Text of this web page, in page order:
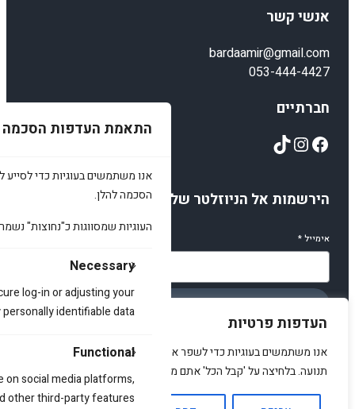
העדפות פרטיות
אנו משתמשים בעוגיות כדי לשפר את האתר, להציג תוכן מותאם ולנתח
תנועה. בלחיצה על 'קבל הכל' אתם מסכימים לכך.
התאמת העדפות הסכמה
אנו משתמשים בעוגיות כדי לסייע
הסכמה להלן.
העוגיות שמסווגות כ"נחוצות"
Necessary
log-in or adjusting your
identifiable data.
Functional
social media platforms,
other third-party features.
אנשי קשר
bardaamir@gmail.com
053-444-4427
חברתיים
Facebook
Instagram
TikTok
הירשמות אל הניוזלטר שלנו
אימייל*
© 2025 amirstuff. All rights reserved.